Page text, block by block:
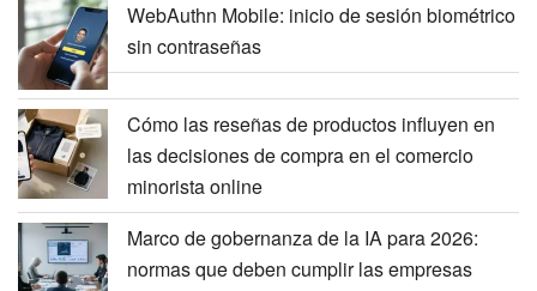
WebAuthn Mobile: inicio de sesión biométrico
sin contraseñas
Cómo las reseñas de productos influyen en
las decisiones de compra en el comercio
minorista online
Marco de gobernanza de la IA para 2026:
normas que deben cumplir las empresas